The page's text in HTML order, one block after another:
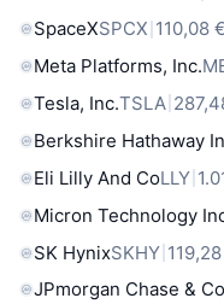
SpaceXSPCX 110,08 €
Meta Platforms, Inc.
Tesla, Inc.TSLA
Berkshire Hathaway
Eli Lilly And CoLLY
Micron Technology
SK HynixSKHY
JPmorgan Chase & Co